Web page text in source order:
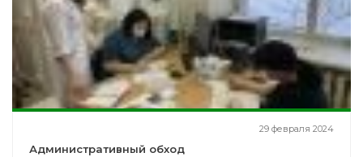
29 февраля 2024
Административный обход